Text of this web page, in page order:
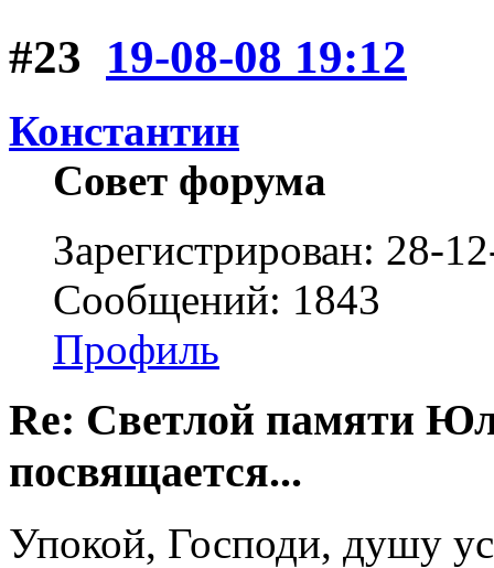
#23 19-08-08 19:12
Константин
Совет форума
Зарегистрирован: 28-
Сообщений: 1843
Профиль
Re: Светлой памяти
посвящается...
Упокой, Господи, душу